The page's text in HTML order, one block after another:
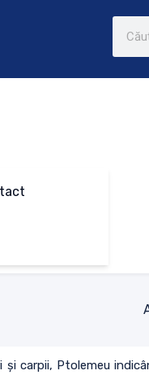
şi carpii, Ptolemeu